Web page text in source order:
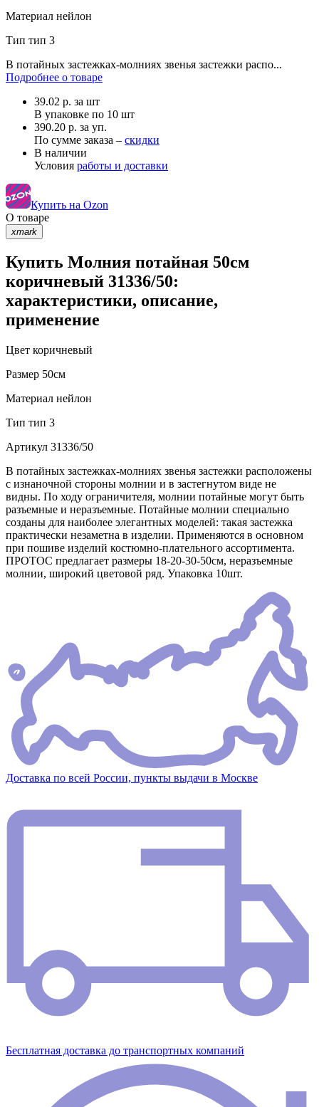
Материал нейлон
Тип тип 3
В потайных застежках-молниях звенья застежки распо...
Подробнее о товаре
39.02 р. за шт
В упаковке по 10 шт
390.20 р. за уп.
По сумме заказа – скидки
В наличии
Условия работы и доставки
Купить на Ozon
О товаре
xmark
Купить Молния потайная 50см
коричневый 31336/50:
характеристики, описание,
применение
Цвет коричневый
Размер 50см
Материал нейлон
Тип тип 3
Артикул 31336/50
В потайных застежках-молниях звенья застежки расположены
с изнаночной стороны молнии и в застегнутом виде не
видны. По ходу ограничителя, молнии потайные могут быть
разъемные и неразъемные. Потайные молнии специально
созданы для наиболее элегантных моделей: такая застежка
практически незаметна в изделии. Применяются в основном
при пошиве изделий костюмно-плательного ассортимента.
ПРОТОС предлагает размеры 18-20-30-50см, неразъемные
молнии, широкий цветовой ряд. Упаковка 10шт.
Доставка по всей России, пункты выдачи в Москве
Бесплатная доставка до транспортных компаний